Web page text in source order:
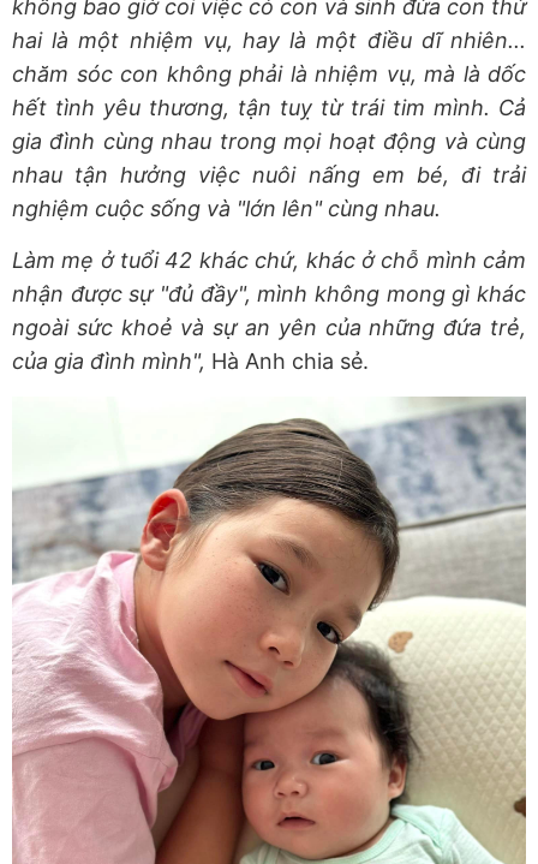
không bao giờ coi việc có con và sinh đứa con thứ
hai là một nhiệm vụ, hay là một điều dĩ nhiên...
chăm sóc con không phải là nhiệm vụ, mà là dốc
hết tình yêu thương, tận tuỵ từ trái tim mình. Cả
gia đình cùng nhau trong mọi hoạt động và cùng
nhau tận hưởng việc nuôi nấng em bé, đi trải
nghiệm cuộc sống và "lớn lên" cùng nhau.
Làm mẹ ở tuổi 42 khác chứ, khác ở chỗ mình cảm
nhận được sự "đủ đầy", mình không mong gì khác
ngoài sức khoẻ và sự an yên của những đứa trẻ,
của gia đình mình", Hà Anh chia sẻ.